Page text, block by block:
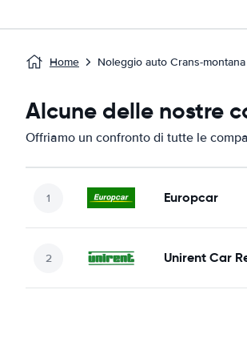
Home Noleggio auto Crans-montana
Alcune delle nostre
Offriamo un confronto di tutte le
Europcar
Unirent Car